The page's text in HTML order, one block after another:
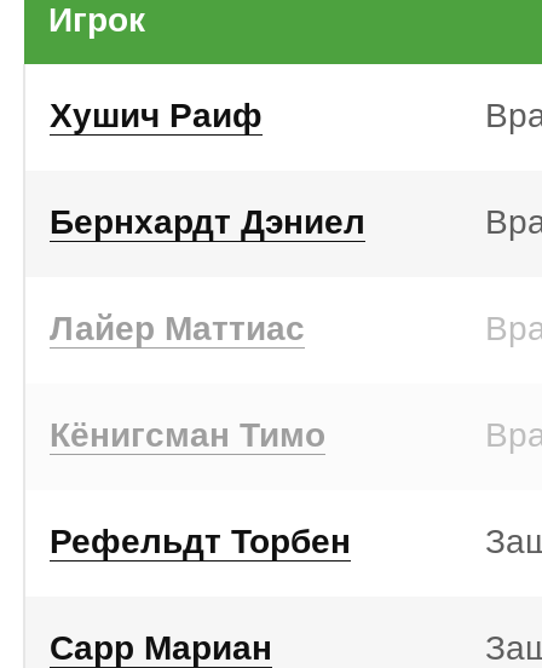
Игрок
Хушич Раиф
Бернхардт Дэниел
Лайер Маттиас
Кёнигсман Тимо
Рефельдт Торбен
Сарр Мариан